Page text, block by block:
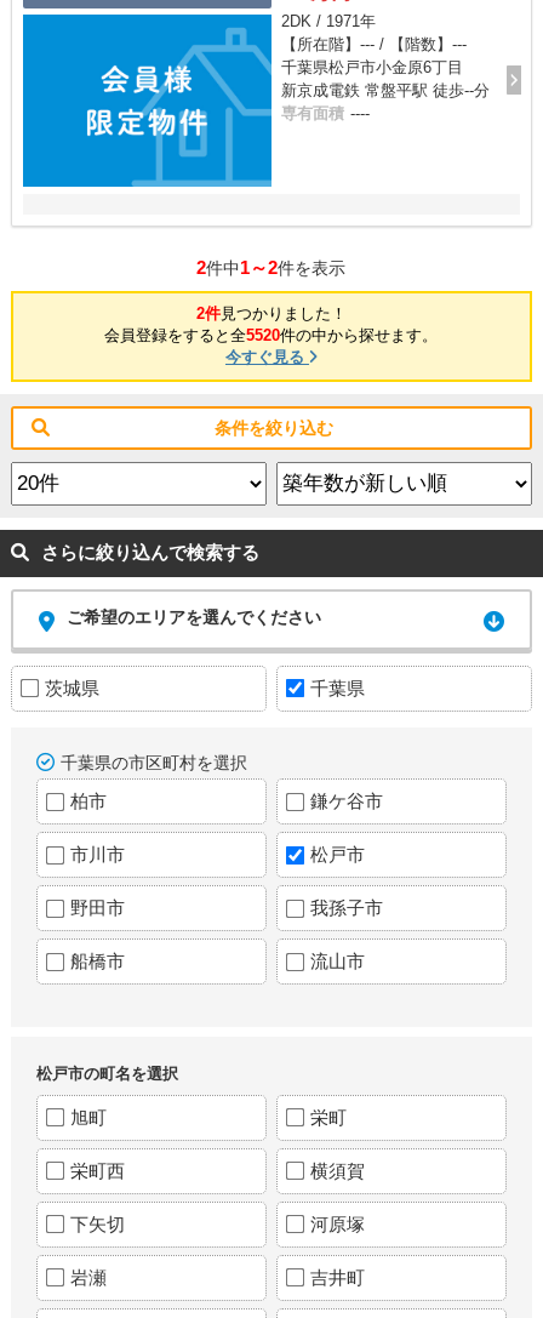
2DK / 1971年
【所在階】--- / 【階数】---
千葉県松戸市小金原6丁目
新京成電鉄 常盤平駅 徒歩--分
専有面積 ----
2件中1～2件を表示
2件見つかりました！
会員登録をすると全5520件の中から探せます。
今すぐ見る
条件を絞り込む
さらに絞り込んで検索する
ご希望のエリアを選んでください
茨城県 千葉県
千葉県の市区町村を選択
柏市 鎌ケ谷市
市川市 松戸市
野田市 我孫子市
船橋市 流山市
松戸市の町名を選択
旭町 栄町
栄町西 横須賀
下矢切 河原塚
岩瀬 吉井町